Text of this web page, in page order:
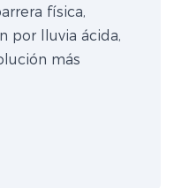
física,
por lluvia ácida,
más